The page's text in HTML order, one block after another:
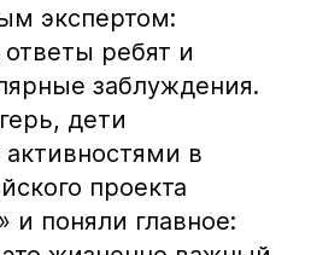
экспертом:
ребят и
заблуждения.
дети
в
проекта
поняли главное: